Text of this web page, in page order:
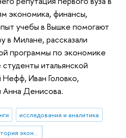
экономика, финансы,
учебы в Вышке помогают
в Милане, рассказали
программы по экономике
итальянской
Иван Головко,
Анна Денисова.
исследования и аналитика
Проектно-учебная лаборатория экономической журналистики